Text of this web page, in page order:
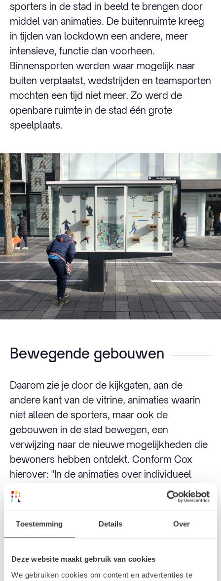
Toestemming Details Over
Deze website maakt gebruik van cookies
We gebruiken cookies om content en advertenties te
sporters in de stad in beeld te brengen door
middel van animaties. De buitenruimte kreeg
in tijden van lockdown een andere, meer
intensieve, functie dan voorheen.
Binnensporten werden waar mogelijk naar
buiten verplaatst, wedstrijden en teamsporten
mochten een tijd niet meer. Zo werd de
openbare ruimte in de stad één grote
speelplaats.
Bewegende gebouwen
Daarom zie je door de kijkgaten, aan de
andere kant van de vitrine, animaties waarin
niet alleen de sporters, maar ook de
gebouwen in de stad bewegen, een
verwijzing naar de nieuwe mogelijkheden die
bewoners hebben ontdekt. Conform Cox
hierover: "In de animaties over individueel
sporten zitten wat grapjes verwerkt. Zo
bewegen de gebouwen in de animaties ook
mee. Dat is een soort knipoog naar hoe
Lees hetinterview met Conform Coxen leer